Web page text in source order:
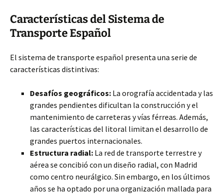
Características del Sistema de
Transporte Español
El sistema de transporte español presenta una serie de
características distintivas:
Desafíos geográficos: La orografía accidentada y las
grandes pendientes dificultan la construcción y el
mantenimiento de carreteras y vías férreas. Además,
las características del litoral limitan el desarrollo de
grandes puertos internacionales.
Estructura radial: La red de transporte terrestre y
aérea se concibió con un diseño radial, con Madrid
como centro neurálgico. Sin embargo, en los últimos
años se ha optado por una organización mallada para